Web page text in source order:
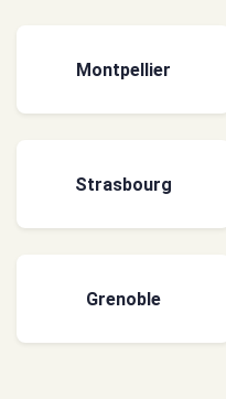
Montpellier
Strasbourg
Grenoble